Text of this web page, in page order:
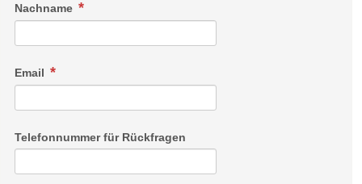
Nachname
Email
Telefonnummer für Rückfragen